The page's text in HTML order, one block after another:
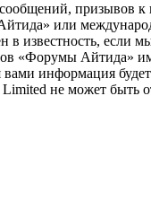
призывов
или
известность, если
«Форумы Айтида»
информация
не может быть